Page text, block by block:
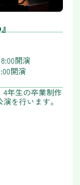
開演
開演
年生の卒業制作
を行います。